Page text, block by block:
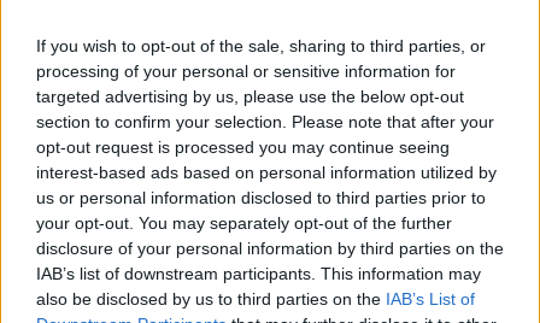
If you wish to opt-out of the sale, sharing to third parties, or
processing of your personal or sensitive information for
targeted advertising by us, please use the below opt-out
section to confirm your selection. Please note that after your
opt-out request is processed you may continue seeing
interest-based ads based on personal information utilized by
us or personal information disclosed to third parties prior to
your opt-out. You may separately opt-out of the further
disclosure of your personal information by third parties on the
IAB’s list of downstream participants. This information may
also be disclosed by us to third parties on the IAB’s List of
Az amerikai kormánnyal kötött szerződések nyomán.